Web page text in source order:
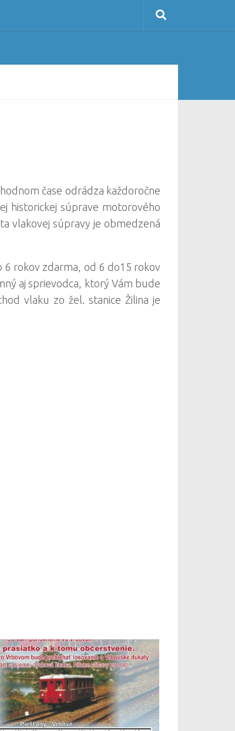
čase odrádza každoročne
historickej súprave motorového
vlakovej súpravy je obmedzená
6 rokov zdarma, od 6 do15 rokov
aj sprievodca, ktorý Vám bude
vlaku zo žel. stanice Žilina je